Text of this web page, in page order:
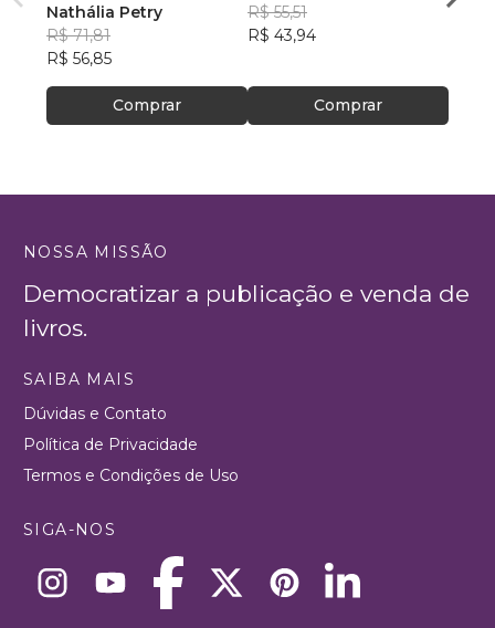
Nathália Petry
R$ 71,81
R$ 56,85
Comprar
R$ 55,51
R$ 43,94
Comprar
R$
NOSSA MISSÃO
Democratizar a publicação e venda de
livros.
SAIBA MAIS
Dúvidas e Contato
Política de Privacidade
Termos e Condições de Uso
SIGA-NOS